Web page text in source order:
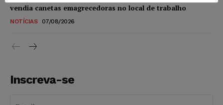
vendia canetas emagrecedoras no local de trabalho
NOTÍCIAS 07/08/2026
Inscreva-se